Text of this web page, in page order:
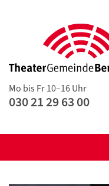
Mo bis Fr 10–16 Uhr
030 21 29 63 00